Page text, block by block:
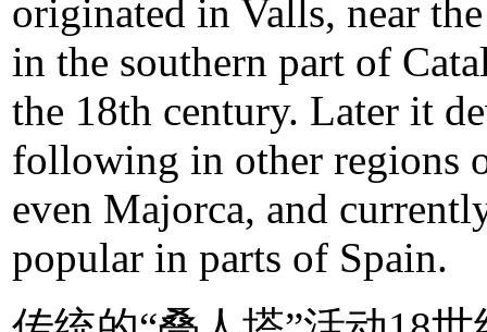
originated in Valls, near
in the southern part of
the 18th century. Later it
following in other regions
even Majorca, and
popular in parts of Spain.